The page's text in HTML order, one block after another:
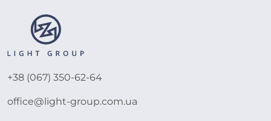
+38 (067) 350-62-64
office@light-group.com.ua